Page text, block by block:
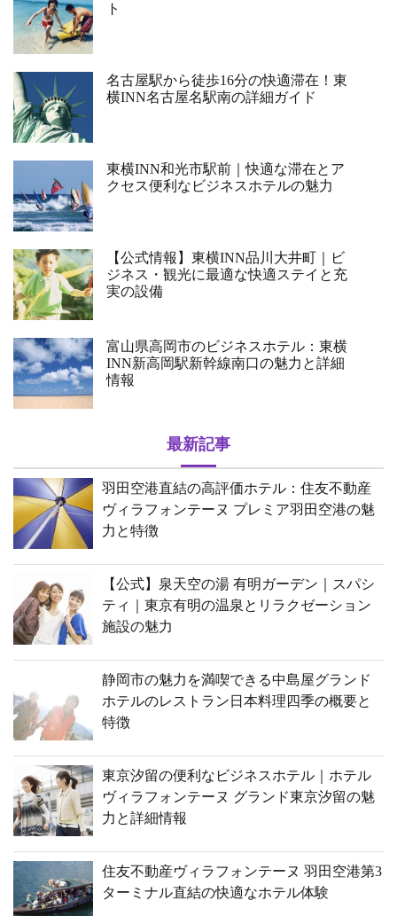
ト
名古屋駅から徒歩16分の快適滞在！東
横INN名古屋名駅南の詳細ガイド
東横INN和光市駅前｜快適な滞在とア
クセス便利なビジネスホテルの魅力
【公式情報】東横INN品川大井町｜ビ
ジネス・観光に最適な快適ステイと充
実の設備
富山県高岡市のビジネスホテル：東横
INN新高岡駅新幹線南口の魅力と詳細
情報
最新記事
羽田空港直結の高評価ホテル：住友不動産
ヴィラフォンテーヌ プレミア羽田空港の魅
力と特徴
【公式】泉天空の湯 有明ガーデン｜スパシ
ティ｜東京有明の温泉とリラクゼーション
施設の魅力
静岡市の魅力を満喫できる中島屋グランド
ホテルのレストラン日本料理四季の概要と
特徴
東京汐留の便利なビジネスホテル｜ホテル
ヴィラフォンテーヌ グランド東京汐留の魅
力と詳細情報
住友不動産ヴィラフォンテーヌ 羽田空港第3
ターミナル直結の快適なホテル体験